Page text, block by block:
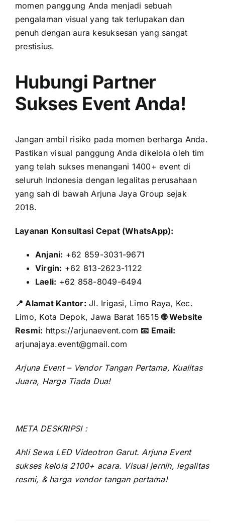
momen panggung Anda menjadi sebuah
pengalaman visual yang tak terlupakan dan
penuh dengan aura kesuksesan yang sangat
prestisius.
Hubungi Partner
Sukses Event Anda!
Jangan ambil risiko pada momen berharga Anda.
Pastikan visual panggung Anda dikelola oleh tim
yang telah sukses menangani 1400+ event di
seluruh Indonesia dengan legalitas perusahaan
yang sah di bawah Arjuna Jaya Group sejak
2018.
Layanan Konsultasi Cepat (WhatsApp):
Anjani: +62 859-3031-9671
Virgin: +62 813-2623-1122
Laeli: +62 858-8049-6494
📍 Alamat Kantor: Jl. Irigasi, Limo Raya, Kec.
Limo, Kota Depok, Jawa Barat 16515🌐 Website
Resmi: https://arjunaevent.com 📧 Email:
arjunajaya.event@gmail.com
Arjuna Event – Vendor Tangan Pertama, Kualitas
Juara, Harga Tiada Dua!
META DESKRIPSI :
Ahli Sewa LED Videotron Garut. Arjuna Event
sukses kelola 2100+ acara. Visual jernih, legalitas
resmi, & harga vendor tangan pertama!